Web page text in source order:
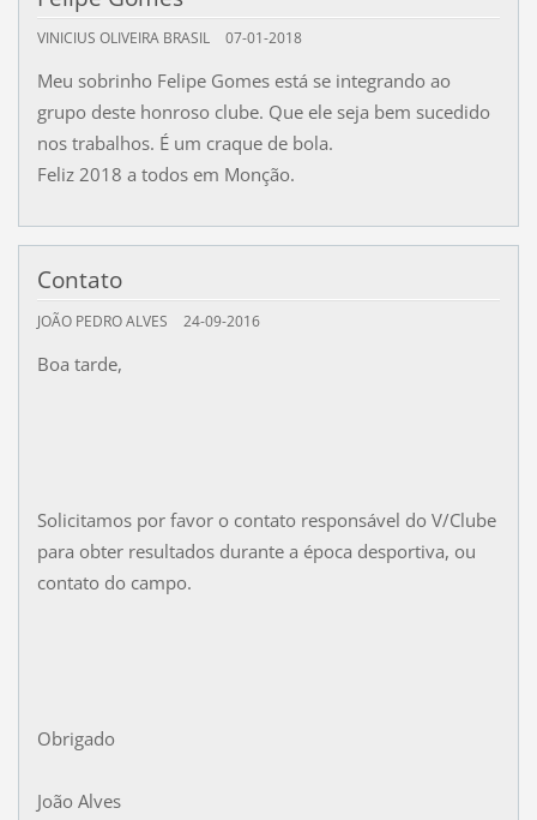
VINICIUS OLIVEIRA BRASIL 07-01-2018
Meu sobrinho Felipe Gomes está se integrando ao
grupo deste honroso clube. Que ele seja bem sucedido
nos trabalhos. É um craque de bola.
Feliz 2018 a todos em Monção.
Contato
JOÃO PEDRO ALVES 24-09-2016
Boa tarde,
Solicitamos por favor o contato responsável do V/Clube
para obter resultados durante a época desportiva, ou
contato do campo.
Obrigado
João Alves